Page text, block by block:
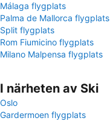
Málaga flygplats
Palma de Mallorca flygplats
Split flygplats
Rom Fiumicino flygplats
Milano Malpensa flygplats
I närheten av Ski
Oslo
Gardermoen flygplats